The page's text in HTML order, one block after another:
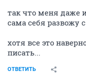
так что меня даже
сама себя развожу
хотя все это
писать...
ОТВЕТИТЬ